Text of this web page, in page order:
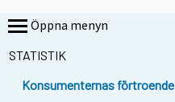
Öppna menyn
STATISTIK
Konsumenternas förtroende